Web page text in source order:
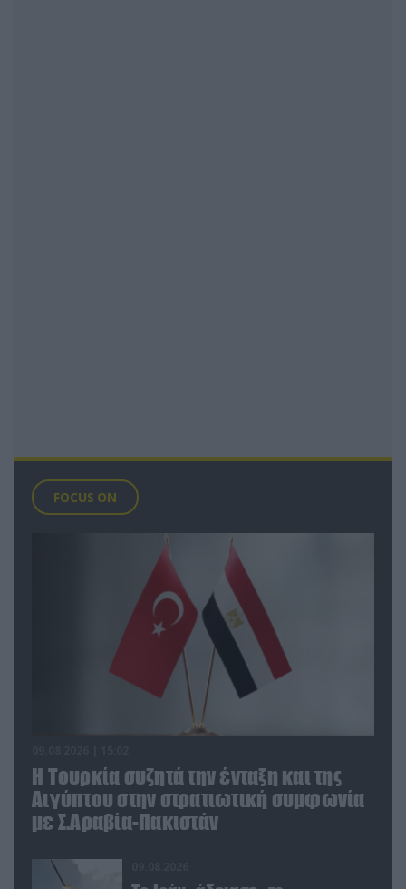
FOCUS ON
Η Τουρκία συζητά την ένταξη και της
Αιγύπτου στην στρατιωτική συμφωνία
με Σ.Αραβία-Πακιστάν